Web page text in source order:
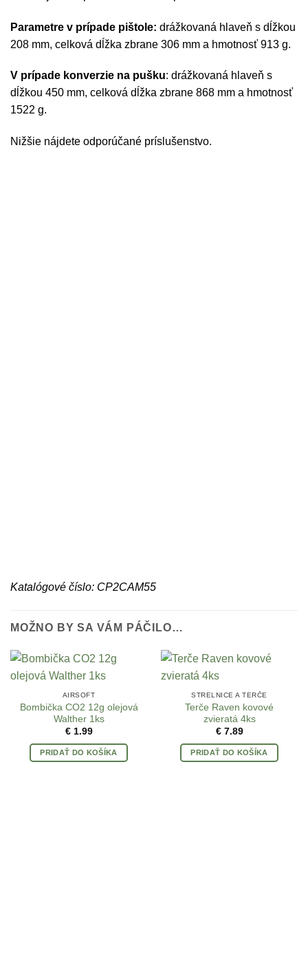
Parametre v prípade pištole: drážkovaná hlaveň s dĺžkou
208 mm, celková dĺžka zbrane 306 mm a hmotnosť 913 g.
V prípade konverzie na pušku: drážkovaná hlaveň s
dĺžkou 450 mm, celková dĺžka zbrane 868 mm a hmotnosť
1522 g.
Nižšie nájdete odporúčané príslušenstvo.
Katalógové číslo: CP2CAM55
MOŽNO BY SA VÁM PÁČILO…
AIRSOFT
Bombička CO2 12g olejová
Walther 1ks
€1.99
PRIDAŤ DO KOŠÍKA
STRELNICE A TERČE
Terče Raven kovové
zvieratá 4ks
€7.89
PRIDAŤ DO KOŠÍKA